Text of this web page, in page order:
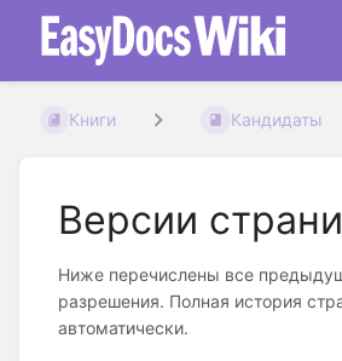
Книги Кандидаты
Версии
Ниже перечислены все
разрешения. Полная история
автоматически.